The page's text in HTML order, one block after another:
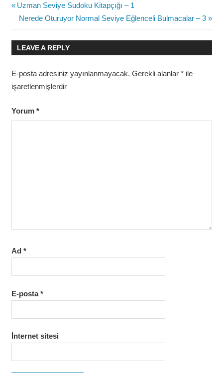
Yazı
gezinmesi
Previous
Post:
Uzman Seviye Sudoku Kitapçığı – 1
Next
Post:
Nerede Oturuyor Normal Seviye Eğlenceli Bulmacalar – 3
LEAVE A REPLY
E-posta adresiniz yayınlanmayacak. Gerekli alanlar *ile
işaretlenmişlerdir
Yorum *
Ad *
E-posta*
İnternet sitesi